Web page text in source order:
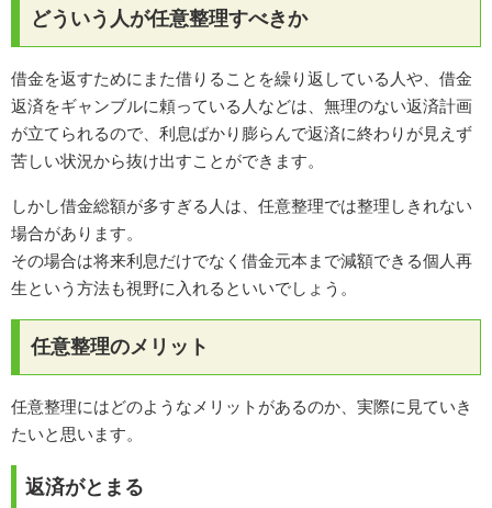
どういう人が任意整理すべきか
借金を返すためにまた借りることを繰り返している人や、借金
返済をギャンブルに頼っている人などは、無理のない返済計画
が立てられるので、利息ばかり膨らんで返済に終わりが見えず
苦しい状況から抜け出すことができます。
しかし借金総額が多すぎる人は、任意整理では整理しきれない
場合があります。
その場合は将来利息だけでなく借金元本まで減額できる個人再
生という方法も視野に入れるといいでしょう。
任意整理のメリット
任意整理にはどのようなメリットがあるのか、実際に見ていき
たいと思います。
返済がとまる